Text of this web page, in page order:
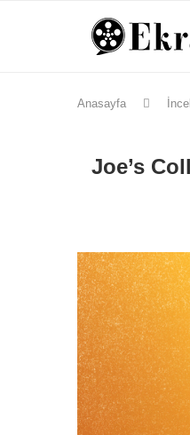
Anasayfa
Joe’s